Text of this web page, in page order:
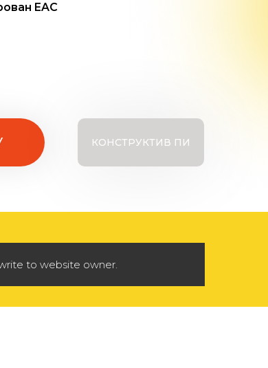
EAC
КОНСТРУКТИВ ПИ
to website owner.